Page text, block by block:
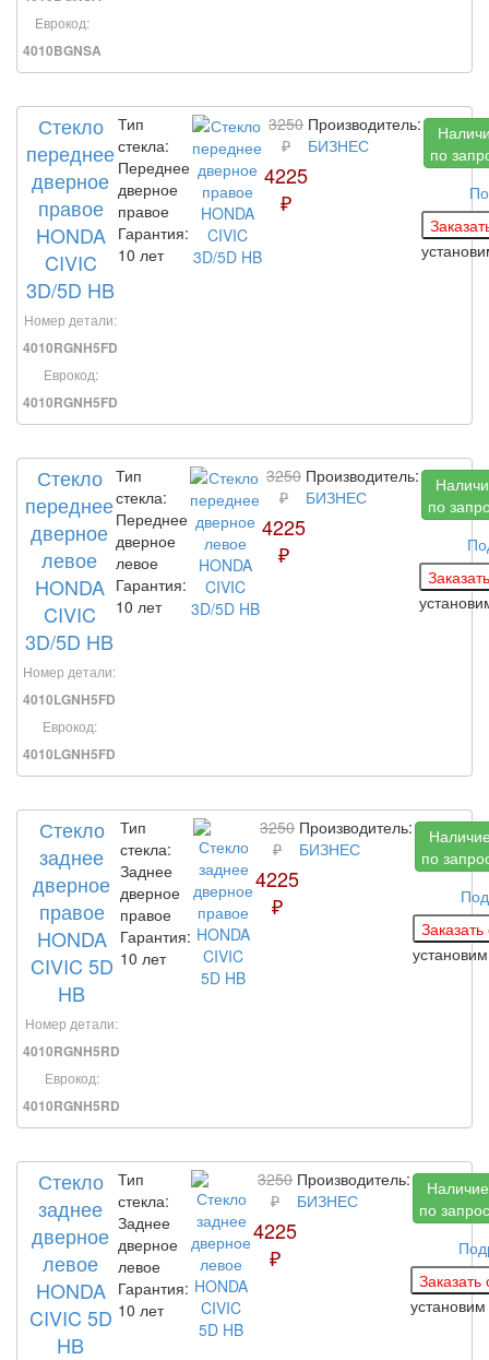
Еврокод:
4010BGNSA
Стекло
переднее
дверное
правое
HONDA
CIVIC
3D/5D HB
Номер детали:
4010RGNH5FD
Еврокод:
4010RGNH5FD
Тип
стекла:
Переднее
дверное
правое
Гарантия:
10 лет
3250
₽
4225
₽
Производитель:
БИЗНЕС
по
Стекло
переднее
дверное
левое
HONDA
CIVIC
3D/5D HB
Номер детали:
4010LGNH5FD
Еврокод:
4010LGNH5FD
Тип
стекла:
Переднее
дверное
левое
Гарантия:
10 лет
3250
₽
4225
₽
Производитель:
БИЗНЕС
по
Стекло
заднее
дверное
правое
HONDA
CIVIC 5D
HB
Номер детали:
4010RGNH5RD
Еврокод:
4010RGNH5RD
Тип
стекла:
Заднее
дверное
правое
Гарантия:
10 лет
3250
₽
4225
₽
Производитель:
БИЗНЕС
по
Стекло
заднее
дверное
левое
HONDA
CIVIC 5D
HB
Тип
стекла:
Заднее
дверное
левое
Гарантия:
10 лет
3250
₽
4225
₽
Производитель:
БИЗНЕС
Наличие
по
установим